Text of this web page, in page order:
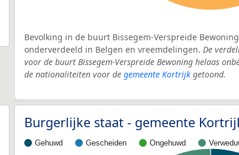
Bevolking in de buurt Bissegem-Verspreide
onderverdeeld in Belgen en vreemdelingen. De
voor de buurt Bissegem-Verspreide Bewoning helaas
de nationaliteiten voor de gemeente Kortrijk getoond.
Burgerlijke staat - gemeente
Gehuwd Gescheiden Ongehuwd